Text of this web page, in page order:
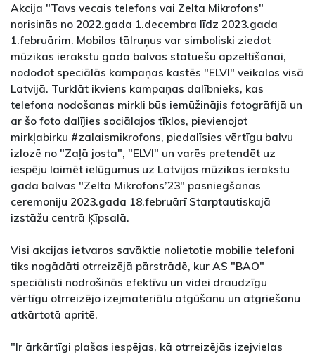
Akcija "Tavs vecais telefons vai Zelta Mikrofons"
norisinās no 2022.gada 1.decembra līdz 2023.gada
1.februārim. Mobilos tālruņus var simboliski ziedot
mūzikas ierakstu gada balvas statuešu apzeltīšanai,
nododot speciālās kampaņas kastēs "ELVI" veikalos visā
Latvijā. Turklāt ikviens kampaņas dalībnieks, kas
telefona nodošanas mirkli būs iemūžinājis fotogrāfijā un
ar šo foto dalījies sociālajos tīklos, pievienojot
mirkļabirku #zalaismikrofons, piedalīsies vērtīgu balvu
izlozē no "Zaļā josta", "ELVI" un varēs pretendēt uz
iespēju laimēt ielūgumus uz Latvijas mūzikas ierakstu
gada balvas "Zelta Mikrofons’23" pasniegšanas
ceremoniju 2023.gada 18.februārī Starptautiskajā
izstāžu centrā Ķīpsalā.
Visi akcijas ietvaros savāktie nolietotie mobilie telefoni
tiks nogādāti otrreizējā pārstrādē, kur AS "BAO"
speciālisti nodrošinās efektīvu un videi draudzīgu
vērtīgu otrreizējo izejmateriālu atgūšanu un atgriešanu
atkārtotā apritē.
"Ir ārkārtīgi plašas iespējas, kā otrreizējās izejvielas